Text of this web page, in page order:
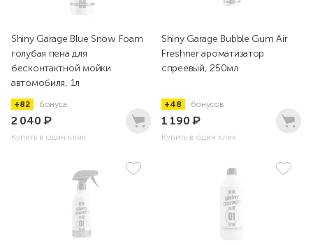
Shiny Garage Blue Snow Foam
голубая пена для
бесконтактной мойки
автомобиля, 1л
+82 бонуса
2 040₽
Купить в один клик
Shiny Garage Bubble Gum Air
Freshner ароматизатор
спреевый, 250мл
+48 бонусов
1 190₽
Купить в один клик